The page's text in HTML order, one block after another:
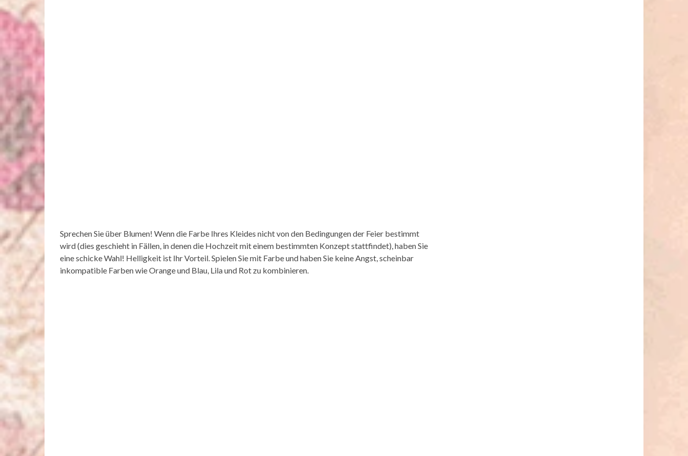
Sprechen Sie über Blumen! Wenn die Farbe Ihres Kleides nicht von den Bedingungen der Feier bestimmt
wird (dies geschieht in Fällen, in denen die Hochzeit mit einem bestimmten Konzept stattfindet), haben Sie
eine schicke Wahl! Helligkeit ist Ihr Vorteil. Spielen Sie mit Farbe und haben Sie keine Angst, scheinbar
inkompatible Farben wie Orange und Blau, Lila und Rot zu kombinieren.